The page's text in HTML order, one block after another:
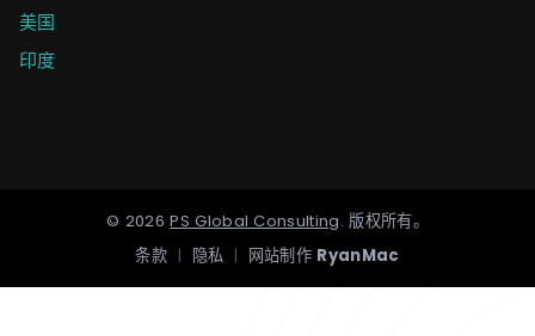
美国
印度
© 2026 PS Global Consulting.版权所有。
条款 | 隐私 | 网站制作 RyanMac